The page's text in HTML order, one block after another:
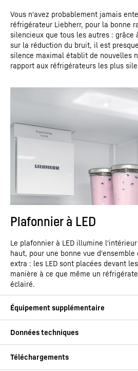
Vous n'avez probablement jamais
réfrigérateur Liebherr, pour la bonne
silencieux que tous les autres : grâce
sur la réduction du bruit, il est
silence maximal établit de nouvelles
rapport aux réfrigérateurs les plus
Plafonnier à LED
Le plafonnier à LED illumine
haut, pour une bonne vue
extra : les LED sont placées devant
manière à ce que même un
éclairé.